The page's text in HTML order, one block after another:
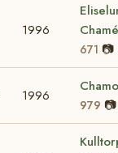
1996
671 📷
1996
979 📷